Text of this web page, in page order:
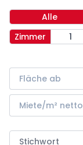
Alle
Zimmer
1